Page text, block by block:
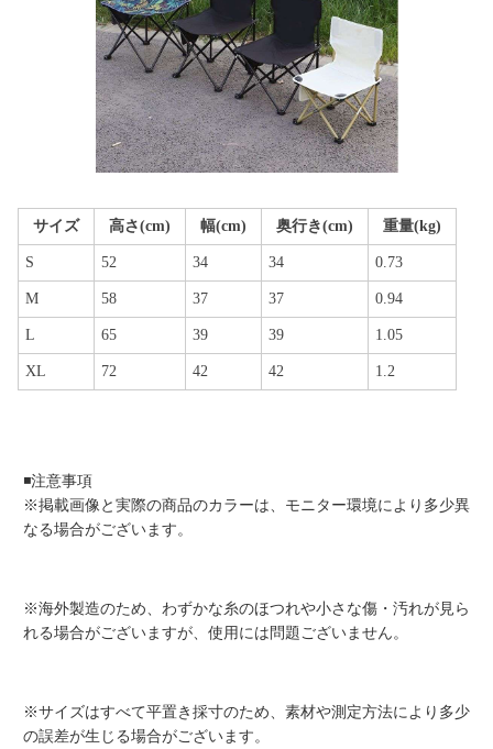
サイズ 高さ(cm) 幅(cm) 奥行き(cm) 重量(kg)
S 52 34 34 0.73
M 58 37 37 0.94
L 65 39 39 1.05
XL 72 42 42 1.2
◾️注意事項
※掲載画像と実際の商品のカラーは、モニター環境により多少異
なる場合がございます。
※海外製造のため、わずかな糸のほつれや小さな傷・汚れが見ら
れる場合がございますが、使用には問題ございません。
※サイズはすべて平置き採寸のため、素材や測定方法により多少
の誤差が生じる場合がございます。